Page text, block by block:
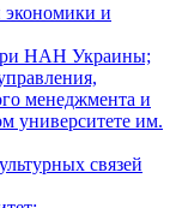
экономики и
НАН Украины;
менеджмента и
университете им.
связей